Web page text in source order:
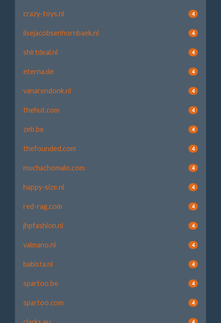
crazy-toys.nl 4
ilsejacobsenhornbaek.nl 4
shirtdeal.nl 4
eterna.de 4
vanarendonk.nl 4
thehut.com 4
zeb.be 4
thefounded.com 4
muchachomalo.com 4
happy-size.nl 4
red-rag.com 4
jhpfashion.nl 4
valmano.nl 4
babista.nl 4
spartoo.be 4
spartoo.com 4